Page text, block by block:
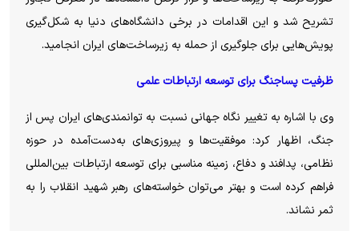
تشریح شد و این اقدامات در برخی دانشگاه‌های دنیا به شکل‌گیری
پویش‌هایی برای جلوگیری از حمله به زیرساخت‌های ایران انجامید.
ظرفیت پساجنگ برای توسعه ارتباطات علمی
وی با اشاره به تغییر نگاه جهانی نسبت به توانمندی‌های ایران پس از
جنگ، اظهار کرد: موفقیت‌ها و پیروزی‌های به‌دست‌آمده در حوزه
نظامی، پدافند و دفاع، زمینه مناسبی برای توسعه ارتباطات بین‌المللی
فراهم کرده است و بهتر می‌توان خواسته‌های رهبر شهید انقلاب را به
ثمر نشاند.